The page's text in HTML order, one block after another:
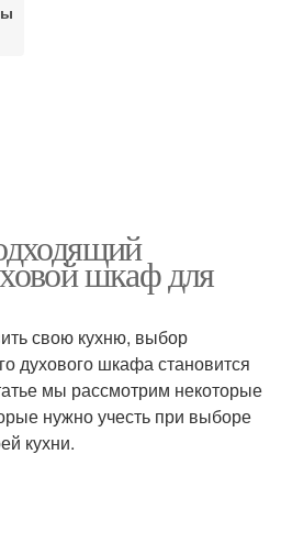
шкаф для
свою кухню, выбор
духового шкафа становится
мы рассмотрим некоторые
нужно учесть при выборе
кухни.